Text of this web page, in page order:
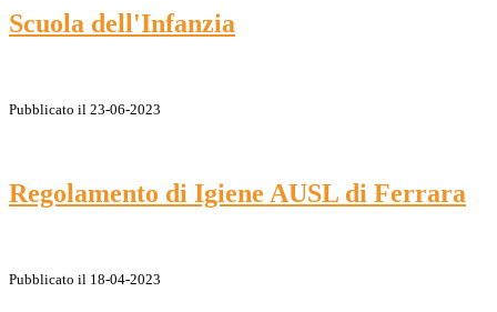
Scuola dell'Infanzia
Pubblicato il 23-06-2023
Regolamento di Igiene AUSL di Ferrara
Pubblicato il 18-04-2023